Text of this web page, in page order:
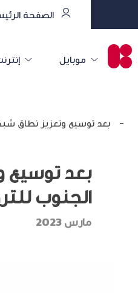
الصفحة
موبايل
- بعد توسيع وتعزيز نطاق
بعد توسيع
الجنوب
مارس 2023